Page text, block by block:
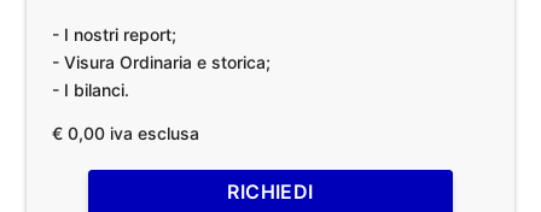
- I nostri report;
- Visura Ordinaria e storica;
- I bilanci.
€ 0,00 iva esclusa
RICHIEDI